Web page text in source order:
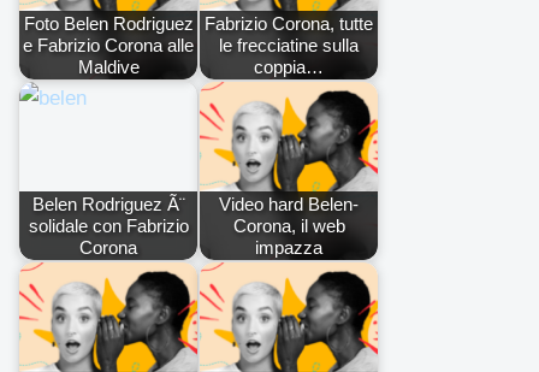
Foto Belen Rodriguez
e Fabrizio Corona alle
Maldive
Fabrizio Corona, tutte
le frecciatine sulla
coppia…
Belen Rodriguez Ã¨
solidale con Fabrizio
Corona
Video hard Belen-
Corona, il web
impazza